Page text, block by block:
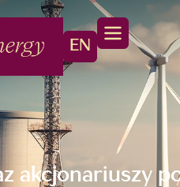
EN
akcjonariuszy